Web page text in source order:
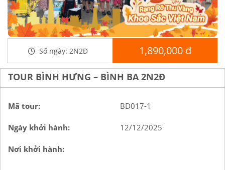
Số ngày: 2N2Đ 1,890,000 đ
TOUR BÌNH HƯNG – BÌNH BA 2N2Đ
Mã tour: BD017-1
Ngày khởi hành: 12/12/2025
Nơi khởi hành: